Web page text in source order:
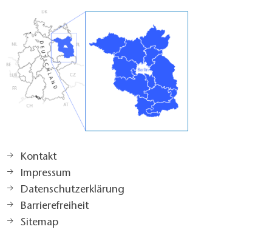
Kontakt
Impressum
Datenschutzerklärung
Barrierefreiheit
Sitemap